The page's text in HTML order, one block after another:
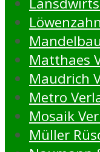
Matthaes
Maudrich
Metro
Mosaik
Müller